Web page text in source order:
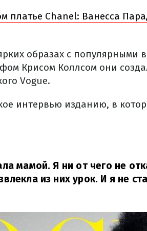
платье Chanel: Ванесса
образах с популярными
Крисом Коллсом они
Vogue.
интервью изданию, в
мамой. Я ни от чего не
из них урок. И я не